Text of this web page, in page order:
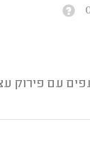
עם פירוק